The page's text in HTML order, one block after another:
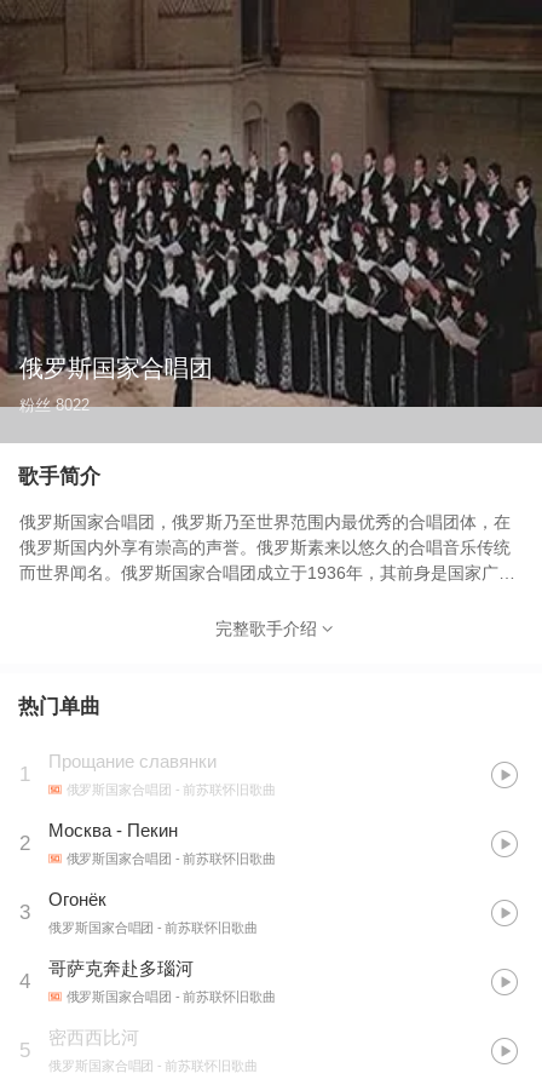
俄罗斯国家合唱团
粉丝 8022
歌手简介
俄罗斯国家合唱团，俄罗斯乃至世界范围内最优秀的合唱团体，在
俄罗斯国内外享有崇高的声誉。俄罗斯素来以悠久的合唱音乐传统
而世界闻名。俄罗斯国家合唱团成立于1936年，其前身是国家广播
大•斯维斯尼科夫等人负责组建。完整歌手介绍
热门单曲
1
Прощание славянки
俄罗斯国家合唱团 - 前苏联怀旧歌曲
2
Москва - Пекин
俄罗斯国家合唱团 - 前苏联怀旧歌曲
3
Огонёк
俄罗斯国家合唱团 - 前苏联怀旧歌曲
4
哥萨克奔赴多瑙河
俄罗斯国家合唱团 - 前苏联怀旧歌曲
5
密西西比河
俄罗斯国家合唱团 - 前苏联怀旧歌曲